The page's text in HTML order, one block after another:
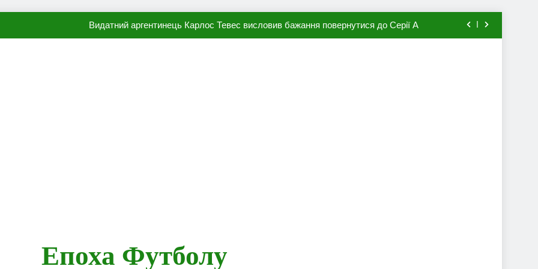
Видатний аргентинець Карлос Тевес висловив бажання повернутися до Серії А
Епоха Футболу